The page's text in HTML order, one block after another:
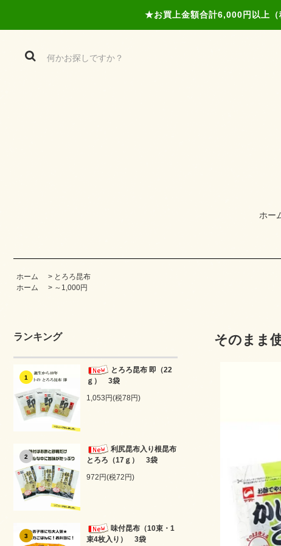
★お買上金額合計6,000円以上
ホー
ホーム > とろろ昆布
ホーム
> ～1,000円
ランキング
1
とろろ昆布 即（22
ｇ） 3袋
1,053円(税78円)
2
利尻昆布入り根昆布
とろろ（17ｇ） 3袋
972円(税72円)
3
味付昆布（10束・1
束4枚入り） 3袋
そのまま